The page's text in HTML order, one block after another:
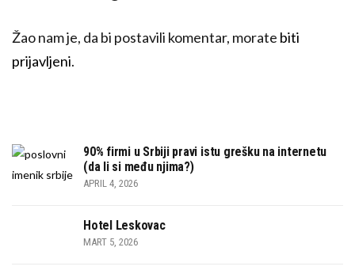
Žao nam je, da bi postavili komentar, morate biti
prijavljeni.
90% firmi u Srbiji pravi istu grešku na internetu
(da li si među njima?)
APRIL 4, 2026
Hotel Leskovac
MART 5, 2026